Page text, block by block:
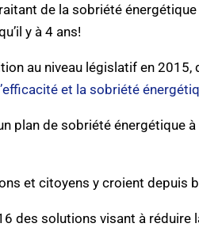
de la sobriété
y à 4 ans!
au niveau législatif en
et la sobriété
plan de sobriété énergétique
et citoyens y croient depuis
des solutions visant à